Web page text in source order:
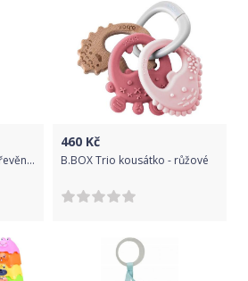
BocioLand Silikonové, dřevěné kousátko Liška - šedé
460 Kč
B.BOX Trio kousátko - růžové